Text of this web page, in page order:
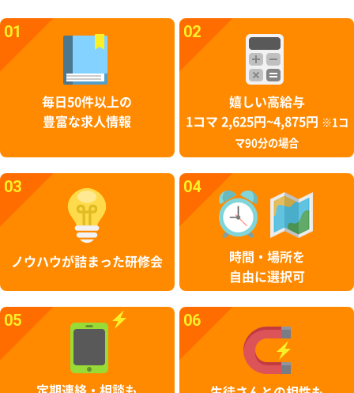
01
毎日50件以上の
豊富な求人情報
02
嬉しい高給与
1コマ 2,625円~4,875円 ※1コ
マ90分の場合
03
ノウハウが詰まった研修会
04
時間・場所を
自由に選択可
05
定期連絡・相談も
06